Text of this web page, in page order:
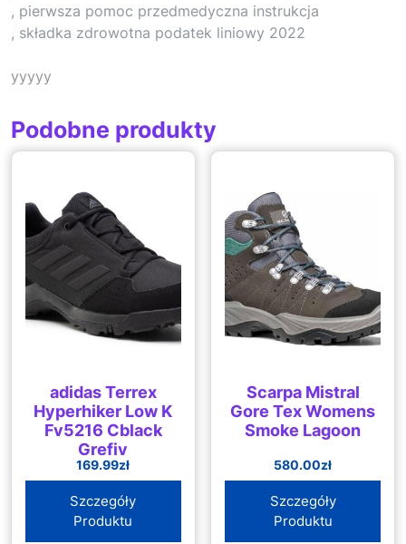
, pierwsza pomoc przedmedyczna instrukcja
, składka zdrowotna podatek liniowy 2022
yyyyy
Podobne produkty
adidas Terrex
Hyperhiker Low K
Fv5216 Cblack
Grefiv
169.99zł
Szczegóły
Produktu
Scarpa Mistral
Gore Tex Womens
Smoke Lagoon
580.00zł
Szczegóły
Produktu